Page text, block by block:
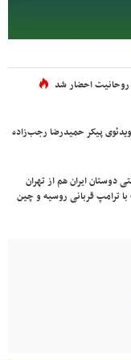
روحانیت احضار شد
پیکر حمیدرضا رجب‌زاده
دوستان ایران هم از تهران
با ترامپ قربانی روسیه و چین